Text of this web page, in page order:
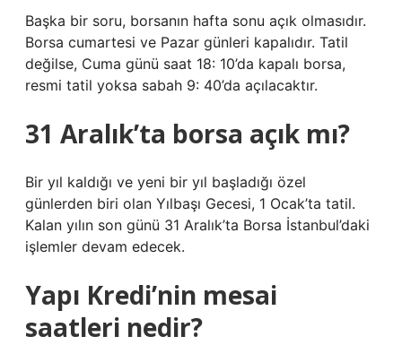
Başka bir soru, borsanın hafta sonu açık olmasıdır.
Borsa cumartesi ve Pazar günleri kapalıdır. Tatil
değilse, Cuma günü saat 18: 10’da kapalı borsa,
resmi tatil yoksa sabah 9: 40’da açılacaktır.
31 Aralık’ta borsa açık mı?
Bir yıl kaldığı ve yeni bir yıl başladığı özel
günlerden biri olan Yılbaşı Gecesi, 1 Ocak’ta tatil.
Kalan yılın son günü 31 Aralık’ta Borsa İstanbul’daki
işlemler devam edecek.
Yapı Kredi’nin mesai
saatleri nedir?